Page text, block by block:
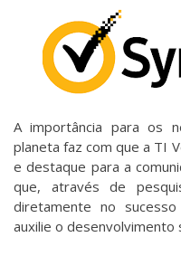
A importância para os
planeta faz com que a TI
e destaque para a
que, através de
diretamente no
auxilie o desenvolvimento